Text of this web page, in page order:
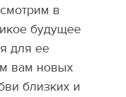
в
будущее
для ее
вам новых
близких и